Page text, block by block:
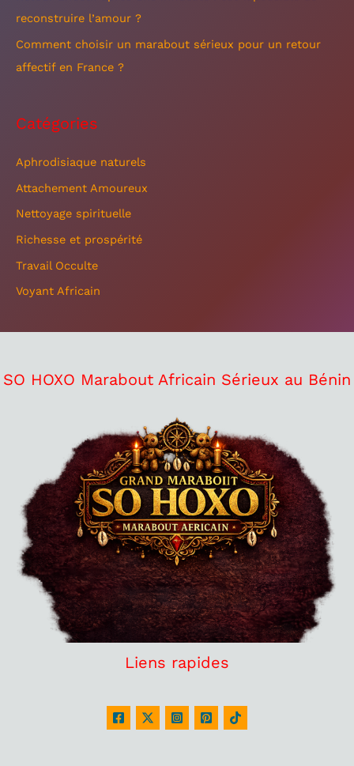
:
reconstruire l’amour ?
Comment choisir un marabout sérieux pour un retour
affectif en France ?
Catégories
Aphrodisiaque naturels
Attachement Amoureux
Nettoyage spirituelle
Richesse et prospérité
Travail Occulte
Voyant Africain
SO HOXO Marabout Africain Sérieux au Bénin
Liens rapides